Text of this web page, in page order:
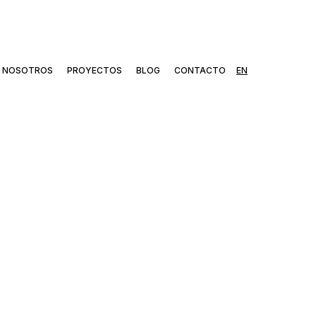
NOSOTROS PROYECTOS BLOG CONTACTO EN